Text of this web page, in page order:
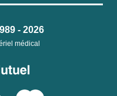
- 2026
médical